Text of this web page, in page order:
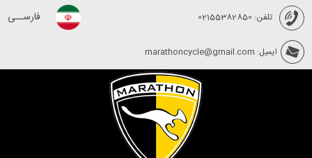
تلفن: 02155382850
ایمیل: marathoncycle@gmail.com
فارســی